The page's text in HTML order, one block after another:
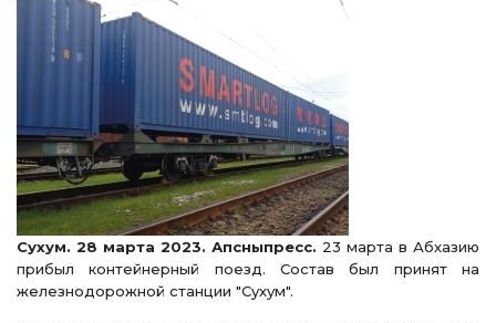
Сухум. 28 марта 2023. Апсныпресс. 23 марта в Абхазию
прибыл контейнерный поезд. Состав был принят на
железнодорожной станции "Сухум".